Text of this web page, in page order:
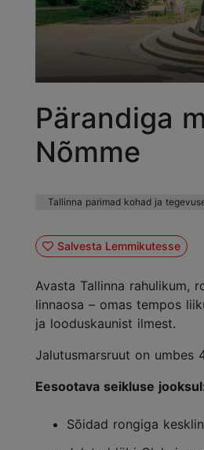
Pärandiga
Nõmme
Tallinna parimad kohad ja
Salvesta Lemmikutesse
Avasta Tallinna rahulikum,
linnaosa – omas tempos
ja looduskaunist ilmest.
Jalutusmarsruut on umbes
Eesootava seikluse
Sõidad rongiga